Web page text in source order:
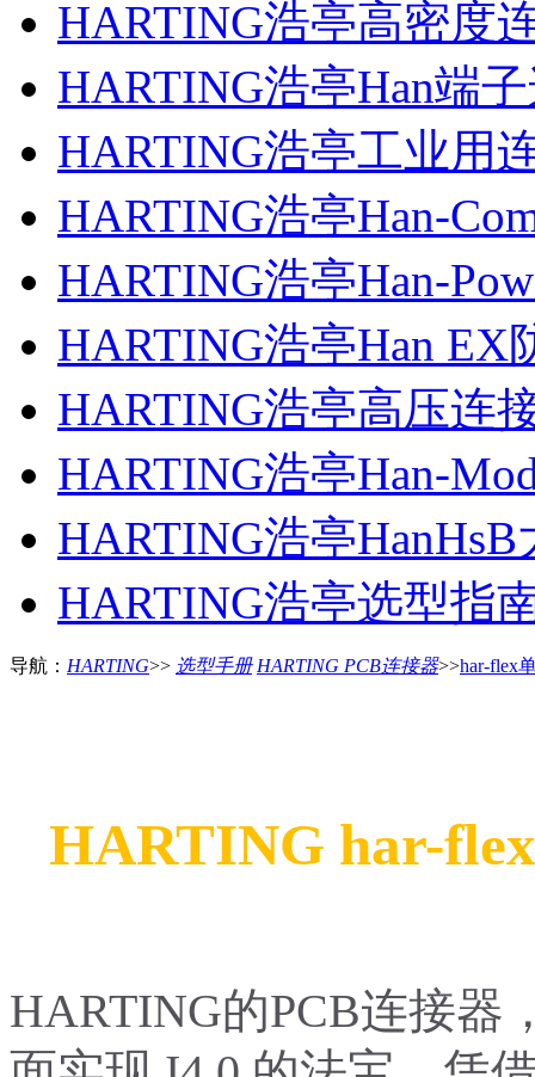
HARTING浩亭高密度
HARTING浩亭Han端
HARTING浩亭工业用
HARTING浩亭Han-
HARTING浩亭Han-
HARTING浩亭Han
HARTING浩亭高压连
HARTING浩亭Han-
HARTING浩亭
HARTING浩亭选型指
导航： HARTING>> 选型手册 HARTING PCB连接器>>har-flex
HARTING har-flex
HARTING的PCB连接器